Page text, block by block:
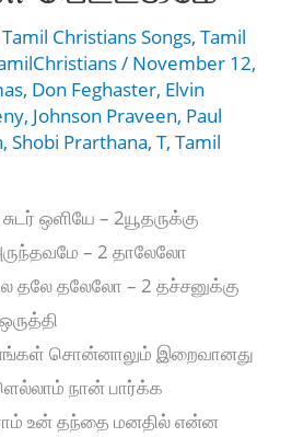
Tamil Christians Songs,Tamil
/ November 12,
, Don Feghaster, Elvin
, Johnson Praveen, Paul
,Shobi Prarthana,T,Tamil
ஒளியே – 2யூதருக்கு
– 2 தாலேலோ
தலே தலேலோ – 2 தச்சனுக்கு
சொன்னாலும் இறைவானது
நான் பார்க்க
உன் தந்தை மனதில் என்ன